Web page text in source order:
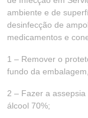
ambiente e de
desinfecção de
medicamentos e
1 – Remover o
fundo da
2 – Fazer a
álcool 70%;